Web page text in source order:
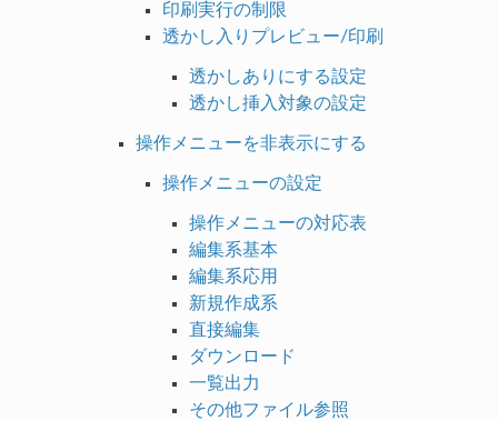
印刷実行の制限
透かし入りプレビュー/印刷
透かしありにする設定
透かし挿入対象の設定
操作メニューを非表示にする
操作メニューの設定
操作メニューの対応表
編集系基本
編集系応用
新規作成系
直接編集
ダウンロード
一覧出力
その他ファイル参照